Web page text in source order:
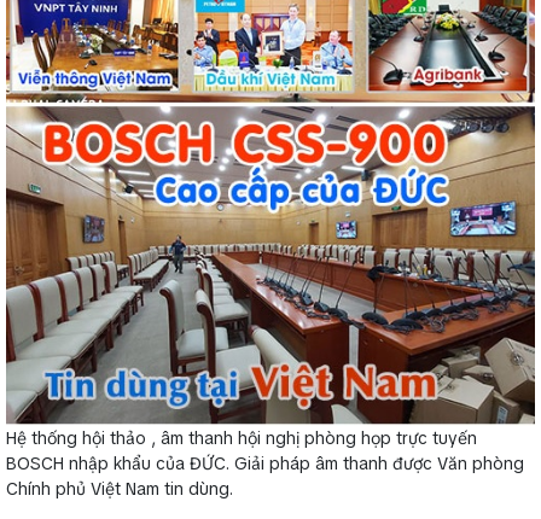
Hệ thống hội thảo , âm thanh hội nghị phòng họp trực tuyến
BOSCH nhập khẩu của ĐỨC. Giải pháp âm thanh được Văn phòng
Chính phủ Việt Nam tin dùng.